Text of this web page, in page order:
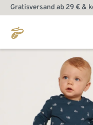
Gratisversand ab 29 € &